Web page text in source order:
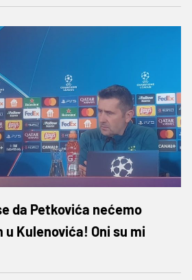
da Petkovića nećemo
Kulenovića! Oni su mi